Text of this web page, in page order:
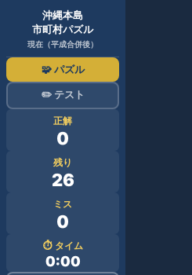
沖縄本島
市町村パズル
現在（平成合併後）
🧩 パズル
✏️ テスト
正解
0
残り
26
ミス
0
⏱ タイム
0:00